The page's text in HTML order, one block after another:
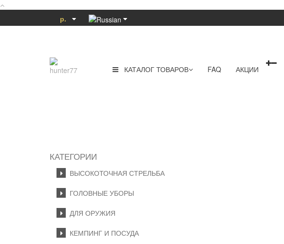
р.
КАТАЛОГ ТОВАРОВ FAQ АКЦИИ
КАТЕГОРИИ
ВЫСОКОТОЧНАЯ СТРЕЛЬБА
ГОЛОВНЫЕ УБОРЫ
ДЛЯ ОРУЖИЯ
КЕМПИНГ И ПОСУДА